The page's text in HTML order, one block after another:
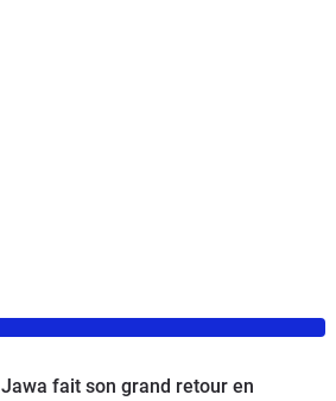
Jawa fait son grand retour en